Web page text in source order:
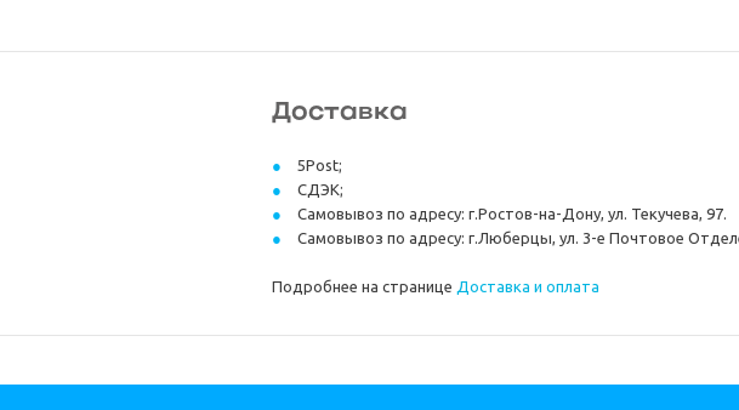
Доставка
5Post;
СДЭК;
Самовывоз по адресу: г.Ростов-на-Дону, ул. Текучева, 97.
Самовывоз по адресу: г.Люберцы, ул. 3-е Почтовое
Подробнее на странице Доставка и оплата